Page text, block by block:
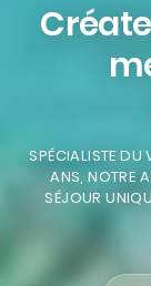
SPÉCIALISTE DU
ANS, NOTRE
SÉJOUR